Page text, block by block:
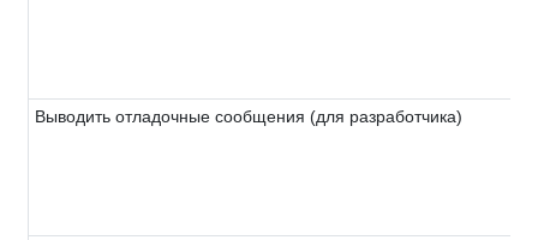
Выводить отладочные сообщения (для разработчика)